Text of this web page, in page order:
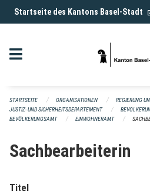
Navigation überspringen
Startseite des Kantons Basel-Stadt
STARTSEITE ORGANISATIONEN
REGIERUNG
JUSTIZ- UND SICHERHEITSDEPARTEMENT
BEVÖLKERUNGSAMT
EINWOHNERAMT
Sachbearbeiterin
Titel